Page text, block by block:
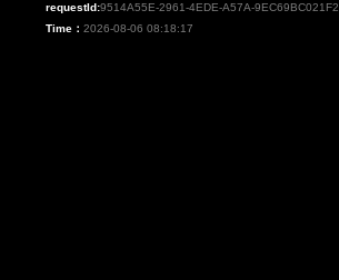
requestId:9514A55E-2961-4EDE-A57A-9EC69BC021F2
Time： 2026-08-06 08:18:17